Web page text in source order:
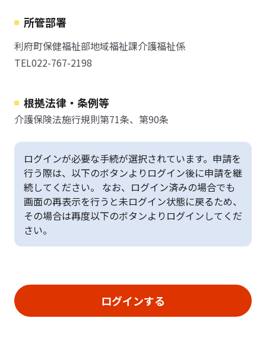
所管部署
利府町保健福祉部地域福祉課介護福祉係
TEL022-767-2198
根拠法律・条例等
介護保険法施行規則第71条、第90条
ログインが必要な手続が選択されています。申請を
行う際は、以下のボタンよりログイン後に申請を継
続してください。 なお、ログイン済みの場合でも
画面の再表示を行うと未ログイン状態に戻るため、
その場合は再度以下のボタンよりログインしてくだ
さい。